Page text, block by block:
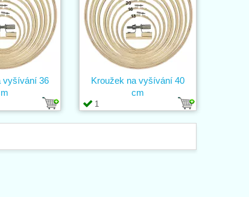
vyšívání 36
1
Kroužek na vyšívání 40
cm